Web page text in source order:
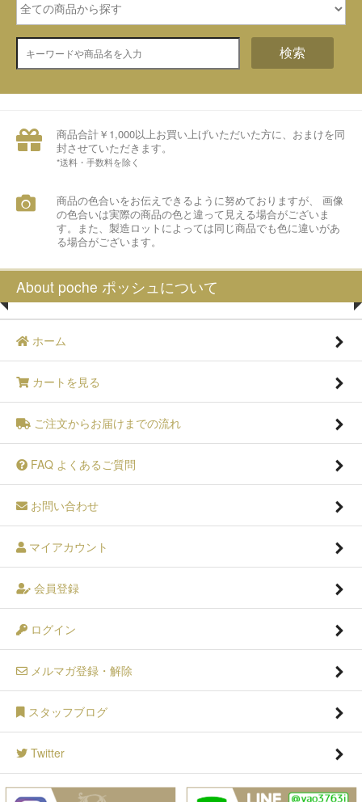
検索
商品合計￥1,000以上お買い上げいただいた方に、おまけを同
封させていただきます。
*送料・手数料を除く
商品の色合いをお伝えできるように努めておりますが、 画像
の色合いは実際の商品の色と違って見える場合がございま
す。また、製造ロットによっては同じ商品でも色に違いがあ
る場合がございます。
About poche ポッシュについて
ホーム
カートを見る
ご注文からお届けまでの流れ
FAQ よくあるご質問
お問い合わせ
マイアカウント
会員登録
ログイン
メルマガ登録・解除
スタッフブログ
Twitter